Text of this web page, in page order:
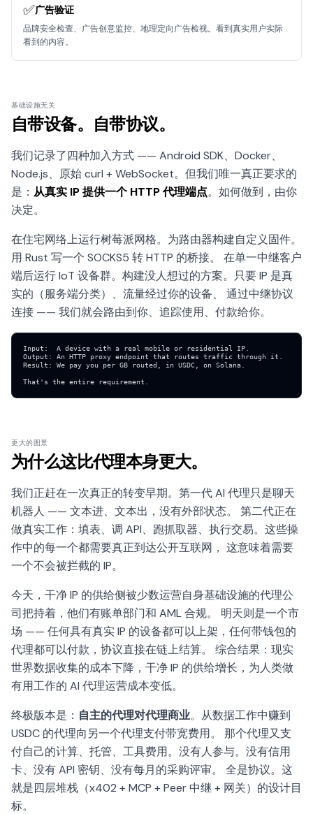
✅广告验证
品牌安全检查、广告创意监控、地理定向广告检视。看到真实用户实际
看到的内容。
基础设施无关
自带设备。自带协议。
我们记录了四种加入方式 —— Android SDK、Docker、
Node.js、原始 curl + WebSocket。但我们唯一真正要求的
是： 从真实 IP 提供一个 HTTP 代理端点。如何做到，由你
决定。
在住宅网络上运行树莓派网格。为路由器构建自定义固件。
用 Rust 写一个 SOCKS5 转 HTTP 的桥接。 在单一中继客户
端后运行 IoT 设备群。构建没人想过的方案。只要 IP 是真
实的（服务端分类）、流量经过你的设备、 通过中继协议
连接 —— 我们就会路由到你、追踪使用、付款给你。
Input:  A device with a real mobile or residential IP.
Output: An HTTP proxy endpoint that routes traffic through it.
Result: We pay you per GB routed, in USDC, on Solana.
That's the entire requirement.
更大的图景
为什么这比代理本身更大。
我们正赶在一次真正的转变早期。第一代 AI 代理只是聊天
机器人 —— 文本进、文本出，没有外部状态。 第二代正在
做真实工作：填表、调 API、跑抓取器、执行交易。这些操
作中的每一个都需要真正到达公开互联网， 这意味着需要
一个不会被拦截的 IP。
今天，干净 IP 的供给侧被少数运营自身基础设施的代理公
司把持着，他们有账单部门和 AML 合规。 明天则是一个市
场 —— 任何具有真实 IP 的设备都可以上架，任何带钱包的
代理都可以付款，协议直接在链上结算。 综合结果：现实
世界数据收集的成本下降，干净 IP 的供给增长，为人类做
有用工作的 AI 代理运营成本变低。
终极版本是： 自主的代理对代理商业。从数据工作中赚到
USDC 的代理向另一个代理支付带宽费用。 那个代理又支
付自己的计算、托管、工具费用。没有人参与。没有信用
卡、没有 API 密钥、没有每月的采购评审。 全是协议。这
就是四层堆栈（x402 + MCP + Peer 中继 + 网关）的设计目
标。